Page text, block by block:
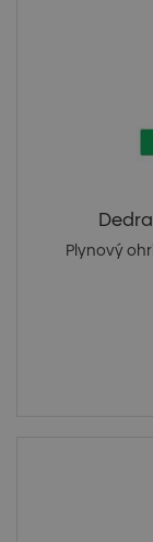
Plynový